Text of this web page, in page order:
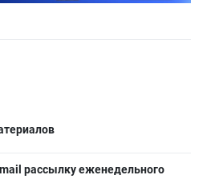
рассылку еженедельного